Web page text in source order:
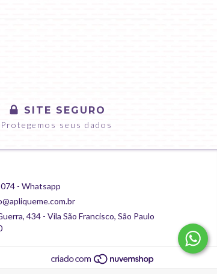
SITE SEGURO
Protegemos seus dados
- Whatsapp
434 - Vila São Francisco, São Paulo